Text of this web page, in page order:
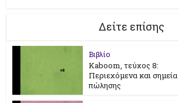
Δείτε επίσης
Βιβλίο
Kaboom, τεύχος 8:
Περιεχόμενα και σημεία
πώλησης